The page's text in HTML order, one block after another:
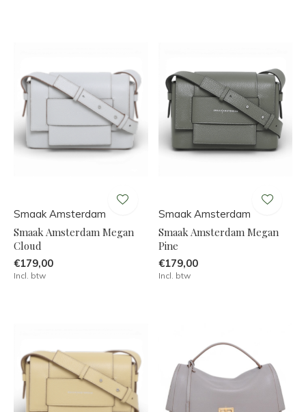
Smaak Amsterdam
Smaak Amsterdam Megan
Cloud
€179,00
Incl. btw
Smaak Amsterdam
Smaak Amsterdam Megan
Pine
€179,00
Incl. btw